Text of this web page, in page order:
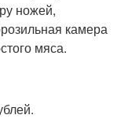
ножей,
камера
мяса.